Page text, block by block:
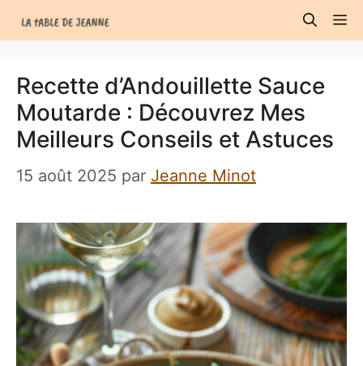
au
Recette d’Andouillette Sauce
Moutarde : Découvrez Mes
Meilleurs Conseils et Astuces
15 août 2025 par Jeanne Minot